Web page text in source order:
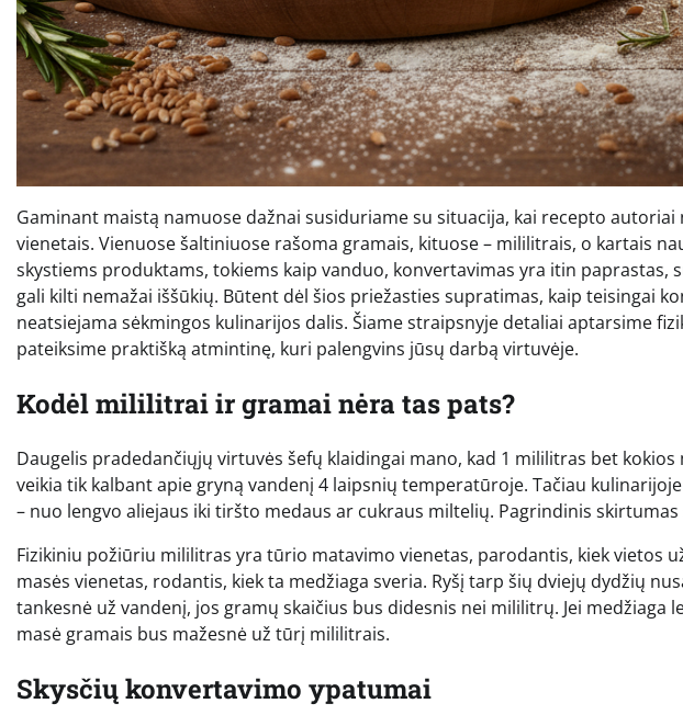
Gaminant maistą namuose dažnai susiduriame su situacija, kai recepto
vienetais. Vienuose šaltiniuose rašoma gramais, kituose – mililitrais, o kartais
skystiems produktams, tokiems kaip vanduo, konvertavimas yra itin paprastas,
gali kilti nemažai iššūkių. Būtent dėl šios priežasties supratimas, kaip teisingai
neatsiejama sėkmingos kulinarijos dalis. Šiame straipsnyje detaliai aptarsime
pateiksime praktišką atmintinę, kuri palengvins jūsų darbą virtuvėje.
Kodėl mililitrai ir gramai nėra tas pats?
Daugelis pradedančiųjų virtuvės šefų klaidingai mano, kad 1 mililitras bet kokios
veikia tik kalbant apie gryną vandenį 4 laipsnių temperatūroje. Tačiau
– nuo lengvo aliejaus iki tiršto medaus ar cukraus miltelių. Pagrindinis
Fizikiniu požiūriu mililitras yra tūrio matavimo vienetas, parodantis, kiek vietos
masės vienetas, rodantis, kiek ta medžiaga sveria. Ryšį tarp šių dviejų dydžių
tankesnė už vandenį, jos gramų skaičius bus didesnis nei mililitrų. Jei medžiaga
masė gramais bus mažesnė už tūrį mililitrais.
Skysčių konvertavimo ypatumai